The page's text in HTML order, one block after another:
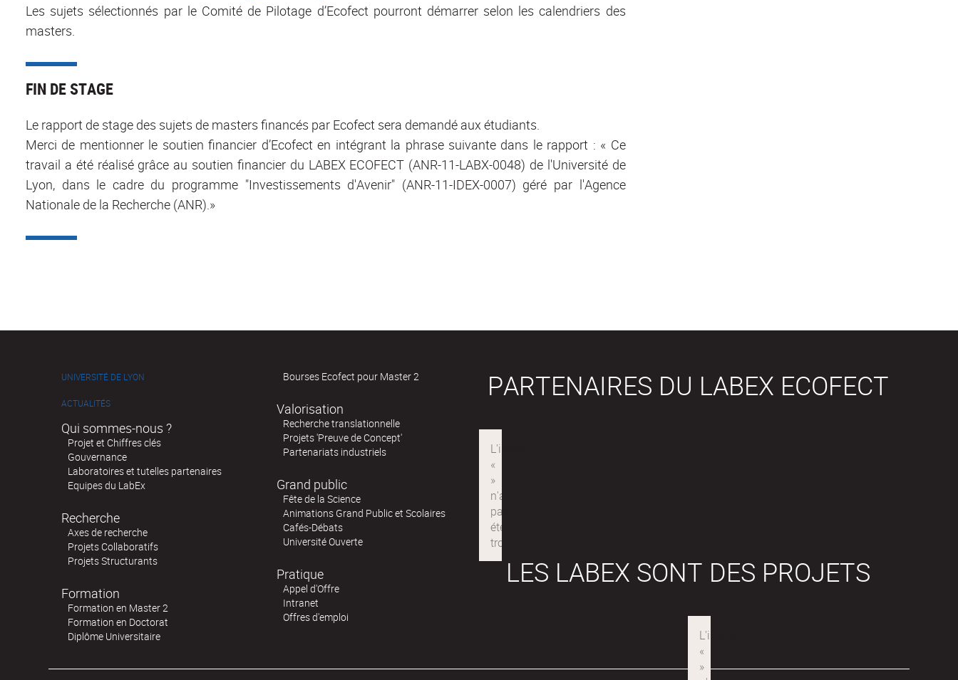
Les sujets sélectionnés par le Comité de Pilotage d’Ecofect pourront démarrer selon les calendriers des
masters.
FIN DE STAGE
Le rapport de stage des sujets de masters financés par Ecofect sera demandé aux étudiants.
Merci de mentionner le soutien financier d’Ecofect en intégrant la phrase suivante dans le rapport : « Ce
travail a été réalisé grâce au soutien financier du LABEX ECOFECT (ANR-11-LABX-0048) de l'Université de
Lyon, dans le cadre du programme "Investissements d'Avenir" (ANR-11-IDEX-0007) géré par l'Agence
Nationale de la Recherche (ANR).»
UNIVERSITÉ DE LYON
ACTUALITÉS
Qui sommes-nous ?
Projet et Chiffres clés
Gouvernance
Laboratoires et tutelles partenaires
Equipes du LabEx
Recherche
Axes de recherche
Projets Collaboratifs
Projets Structurants
Formation
Formation en Master 2
Formation en Doctorat
Diplôme Universitaire
Bourses Ecofect pour Master 2
Valorisation
Recherche translationnelle
Projets 'Preuve de Concept'
Partenariats industriels
Grand public
Fête de la Science
Animations Grand Public et Scolaires
Cafés-Débats
Université Ouverte
Pratique
Appel d'Offre
Intranet
Offres d'emploi
PARTENAIRES DU LABEX ECOFECT
LES LABEX SONT DES PROJETS